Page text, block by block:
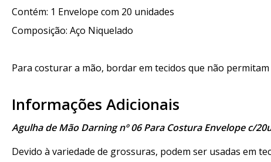
Contém: 1 Envelope com 20 unidades
Composição: Aço Niquelado
Para costurar a mão, bordar em tecidos que não
Informações Adicionais
Agulha de Mão Darning nº 06 Para Costura Envelope c/
Devido à variedade de grossuras, podem ser usadas em